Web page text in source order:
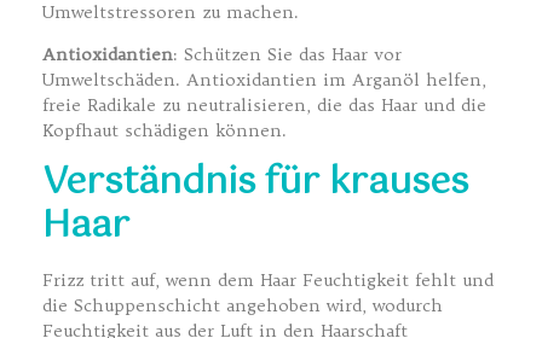
Umweltstressoren zu machen.
Antioxidantien: Schützen Sie das Haar vor
Umweltschäden. Antioxidantien im Arganöl helfen,
freie Radikale zu neutralisieren, die das Haar und die
Kopfhaut schädigen können.
Verständnis für krauses
Haar
Frizz tritt auf, wenn dem Haar Feuchtigkeit fehlt und
die Schuppenschicht angehoben wird, wodurch
Feuchtigkeit aus der Luft in den Haarschaft